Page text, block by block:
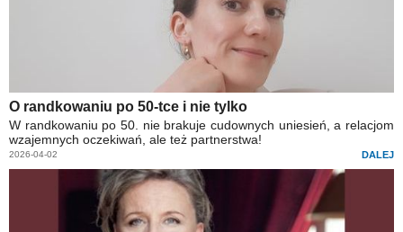
O randkowaniu po 50-tce i nie tylko
W randkowaniu po 50. nie brakuje cudownych uniesień, a relacjom
wzajemnych oczekiwań, ale też partnerstwa!
2026-04-02 DALEJ